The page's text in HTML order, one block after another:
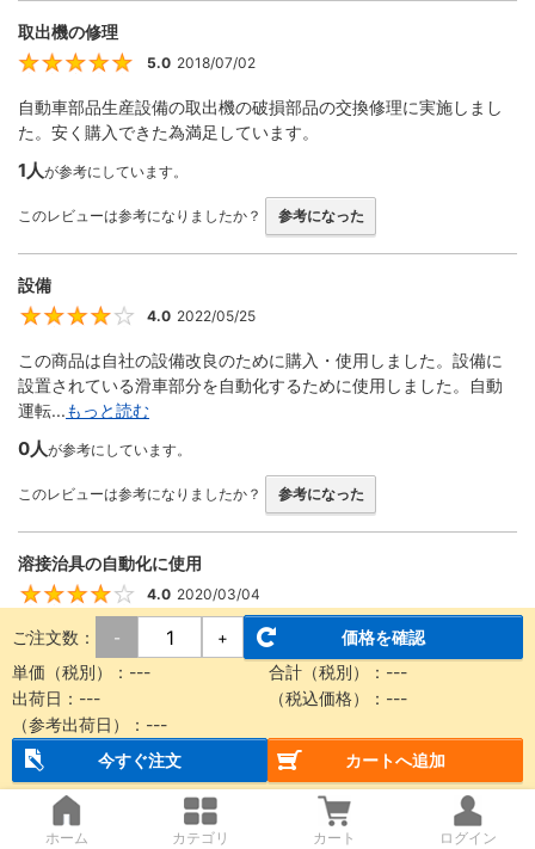
取出機の修理
5
5.0 2018/07/02
自動車部品生産設備の取出機の破損部品の交換修理に実施しまし
た。安く購入できた為満足しています。
1人が参考にしています。
このレビューは参考になりましたか？ 参考になった
設備
4
4.0 2022/05/25
この商品は自社の設備改良のために購入・使用しました。設備に
設置されている滑車部分を自動化するために使用しました。自動
運転...もっと読む
0人が参考にしています。
このレビューは参考になりましたか？ 参考になった
溶接治具の自動化に使用
4
4.0 2020/03/04
回転する機構をエアーで動かす際に使用しました。 ストロークが
豊富、形状が細くて設計に組み込みやすい、取り付け金具が便利
な...もっと読む
0人が参考にしています。
このレビューは参考になりましたか？ 参考になった
装置
ご注文数： - +
価格を確認
単価（税別）： --- 合計（税別）： ---
出荷日： --- （税込価格）： ---
（参考出荷日）： ---
今すぐ注文
カートへ追加
ホーム カテゴリ カート ログイン